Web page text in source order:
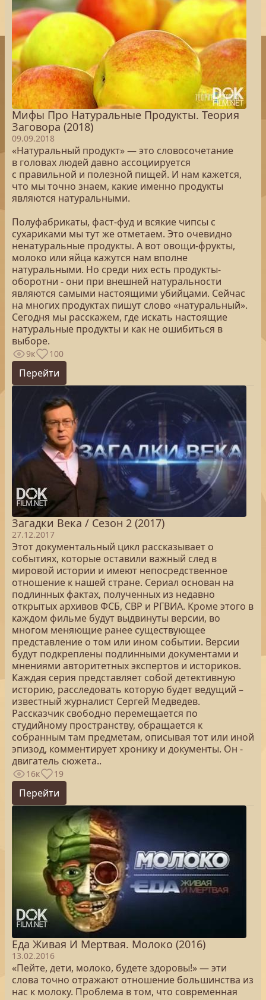
Мифы Про Натуральные Продукты. Теория
Заговора (2018)
09.09.2018
«Натуральный продукт» — это словосочетание
в головах людей давно ассоциируется
с правильной и полезной пищей. И нам кажется,
что мы точно знаем, какие именно продукты
являются натуральными.
Полуфабрикаты, фаст-фуд и всякие чипсы с
сухариками мы тут же отметаем. Это очевидно
ненатуральные продукты. А вот овощи-фрукты,
молоко или яйца кажутся нам вполне
натуральными. Но среди них есть продукты-
оборотни - они при внешней натуральности
являются самыми настоящими убийцами. Сейчас
на многих продуктах пишут слово «натуральный».
Сегодня мы расскажем, где искать настоящие
натуральные продукты и как не ошибиться в
выборе.
9к 100
Перейти
Загадки Века / Сезон 2 (2017)
27.12.2017
Этот документальный цикл рассказывает о
событиях, которые оставили важный след в
мировой истории и имеют непосредственное
отношение к нашей стране. Сериал основан на
подлинных фактах, полученных из недавно
открытых архивов ФСБ, СВР и РГВИА. Кроме этого в
каждом фильме будут выдвинуты версии, во
многом меняющие ранее существующее
представление о том или ином событии. Версии
будут подкреплены подлинными документами и
мнениями авторитетных экспертов и историков.
Каждая серия представляет собой детективную
историю, расследовать которую будет ведущий –
известный журналист Сергей Медведев.
Рассказчик свободно перемещается по
студийному пространству, обращается к
собранным там предметам, описывая тот или иной
эпизод, комментирует хронику и документы. Он -
двигатель сюжета..
16к 19
Перейти
Еда Живая И Мертвая. Молоко (2016)
13.02.2016
«Пейте, дети, молоко, будете здоровы!» — эти
слова точно отражают отношение большинства из
нас к молоку. Проблема в том, что современная